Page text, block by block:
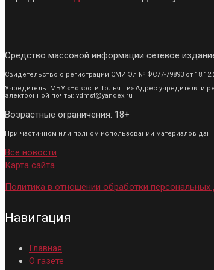
Средство массовой информации сетевое
Свидетельство о регистрации СМИ Эл № ФС77-79893 от
Учредитель: МБУ «Новости Тольятти» Адрес учредителя и
электронной почты: vdmst@yandex.ru
Возрастные ограничения: 18+
При частичном или полном использовании материалов
Все новости
Карта сайта
Политика в отношении обработки
Навигация
Главная
О газете